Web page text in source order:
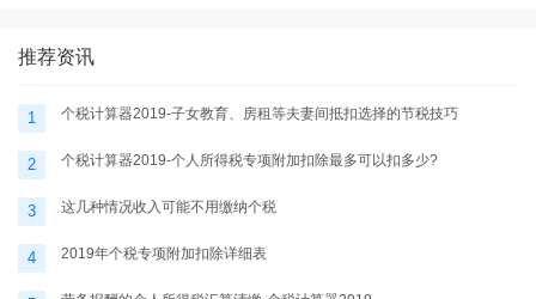
推荐资讯
1 个税计算器2019-子女教育、房租等夫妻间抵扣选择的节税技巧
2 个税计算器2019-个人所得税专项附加扣除最多可以扣多少?
3 这几种情况收入可能不用缴纳个税
4 2019年个税专项附加扣除详细表